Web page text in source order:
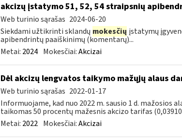
akcizų įstatymo 51, 52, 54 straipsnių
Web turinio sąrašas 2024-06-20
Siekdami užtikrinti sklandų mokesčių įstatymų
apibendrintų paaiškinimų (komentarų)...
Metai: 2024 Mokesčiai:Akcizai
Dėl akcizų lengvatos taikymo mažųjų alaus
Web turinio sąrašas 2022-01-17
Informuojame, kad nuo 2022 m. sausio 1 d.
taikomas 50 procentų mažesnis akcizo tarifas
Metai: 2022 Mokesčiai:Akcizai